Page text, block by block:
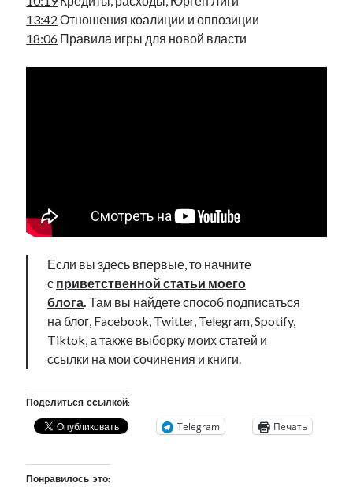
ансиппиада безработица видео
в поисках здравого смысла выборы высказывание
т.х. ильвес
танк фотоотчет экономика экономика эстонии
эстония эстонский язык
mstalnuhhin@gmail.com
Отзывы и предложения по блогу:
13:42 Отношения коалиции и оппозиции
18:06 Правила игры для новой власти
Если вы здесь впервые, то начните
с приветственной статьи моего
блога. Там вы найдете способ подписаться
на блог, Facebook, Twitter, Telegram, Spotify,
Tiktok, а также выборку моих статей и
ссылки на мои сочинения и книги.
Поделиться ссылкой:
Telegram Печать
Понравилось это: